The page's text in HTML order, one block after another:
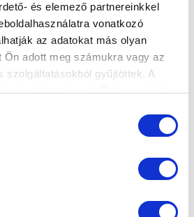
és elemező partnereinkkel
vonatkozó
az adatokat más olyan
Ön adott meg számukra vagy az
szolgáltatásokból gyűjtöttek. A
folytatásával Ön hozzájárul a
azAdatvédelmi tájékoztatót!
FELIRATKOZOM